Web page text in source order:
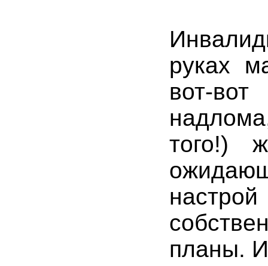
руках
вот-
того!)
планы.